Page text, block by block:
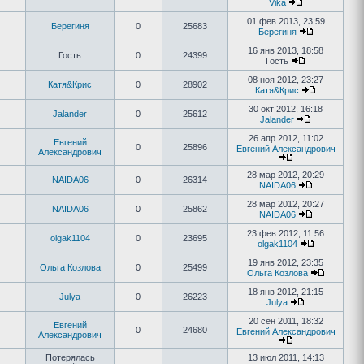
Vika
Берегиня 0 25683
01 фев 2013, 23:59
Берегиня
Гость 0 24399
16 янв 2013, 18:58
Гость
Катя&Крис 0 28902
08 ноя 2012, 23:27
Катя&Крис
Jalander 0 25612
30 окт 2012, 16:18
Jalander
Евгений
Александрович
0 25896
26 апр 2012, 11:02
Евгений Александрович
NAIDA06 0 26314
28 мар 2012, 20:29
NAIDA06
NAIDA06 0 25862
28 мар 2012, 20:27
NAIDA06
olgak1104 0 23695
23 фев 2012, 11:56
olgak1104
Ольга Козлова 0 25499
19 янв 2012, 23:35
Ольга Козлова
Julya 0 26223
18 янв 2012, 21:15
Julya
Евгений
Александрович
0 24680
20 сен 2011, 18:32
Евгений Александрович
Потерялась
13 июл 2011, 14:13